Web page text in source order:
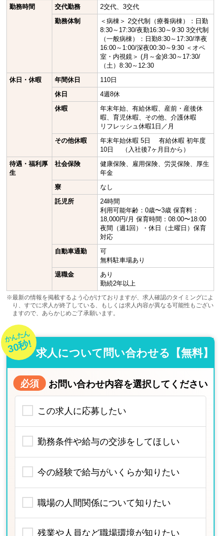
勤務時間
交代勤務
2交代、3交代
勤務体制
＜病棟＞ 2交代制（療養病棟）：日勤
8:30～17:30/夜勤16:30～9:30 3交代制
（一般病棟）：日勤8:30～17:30/準夜
16:00～1:00/深夜00:30～9:30 ＜オペ
室・内視鏡＞ (月～金)8:30～17:30/
（土）8:30～12:30
休日・休暇
年間休日
110日
休日
4週8休
休暇
年末年始、有給休暇、産前・産後休
暇、育児休暇、その他、介護休暇
リフレッシュ休暇1日／月
その他休暇
年末年始休暇 5日 有給休暇 初年度
10日 （入社後7ヶ月目から）
待遇・福利厚
生
社会保険
健康保険、雇用保険、労災保険、厚生
年金
寮
なし
託児所
24時間
利用可能年齢：0歳〜3歳 保育料：
18,000円/月 保育時間：08:00〜18:00
夜間（週1回）・休日（土曜日）保育
対応
自動車通勤
可
無料駐車場あり
退職金
あり
勤続2年以上
※最新の情報を掲載するよう心がけておりますが、求人確認のタイミングによ
り、すでに求人が終了している、もしくは求人内容が異なる可能性もござい
ますので、あらかじめご了承願います。
かんたん
30秒! 求人について問い合わせる【無料】
必須 お問い合わせ内容を選択してください
この求人に応募したい
勤務条件や給与の交渉をしてほしい
今の経験で給与がいくらか知りたい
職場の人間関係について知りたい
残業や人員など職場環境が知りたい